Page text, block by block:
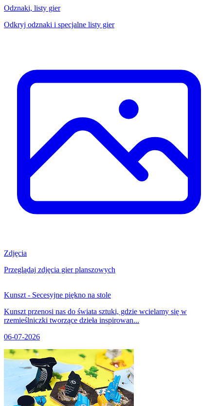
Odznaki, listy gier
Odkryj odznaki i specjalne listy gier
Zdjęcia
Przeglądaj zdjęcia gier planszowych
Kunszt - Secesyjne piękno na stole
Kunszt przenosi nas do świata sztuki, gdzie wcielamy się w
rzemieślniczki tworzące dzieła inspirowan...
06-07-2026